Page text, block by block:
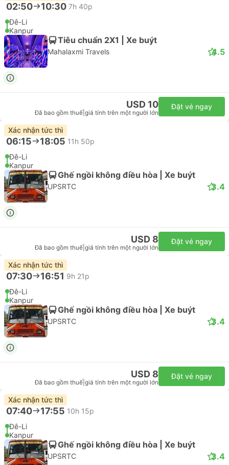
02:50 10:30 7h 40p
Đê-Li
Kanpur
Tiêu chuẩn 2X1 | Xe buýt
Mahalaxmi Travels 4.5
USD 10
Đã bao gồm thuế giá tính trên một người lớn
Đặt vé ngay
Xác nhận tức thì
06:15 18:05 11h 50p
Đê-Li
Kanpur
Ghế ngồi không điều hòa | Xe buýt
UPSRTC 3.4
USD 8
Đã bao gồm thuế giá tính trên một người lớn
Đặt vé ngay
Xác nhận tức thì
07:30 16:51 9h 21p
Đê-Li
Kanpur
Ghế ngồi không điều hòa | Xe buýt
UPSRTC 3.4
USD 8
Đã bao gồm thuế giá tính trên một người lớn
Đặt vé ngay
Xác nhận tức thì
07:40 17:55 10h 15p
Đê-Li
Kanpur
Ghế ngồi không điều hòa | Xe buýt
UPSRTC 3.4